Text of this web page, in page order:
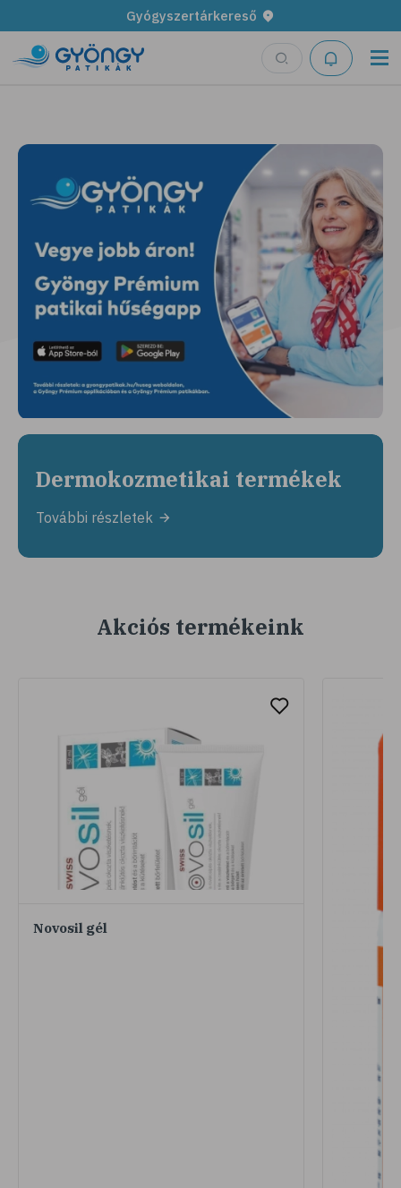
Gyógyszertárkereső
Legyen fűszerkertünk!
Dermokozmetikai termékek
További részletek
Akciós termékeink
Novosil gél